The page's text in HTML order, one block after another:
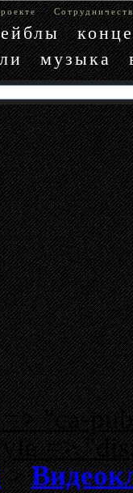
музыка
"ca-
=>
>